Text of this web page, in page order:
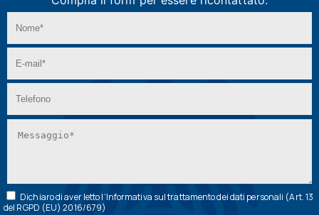
Dichiaro di aver letto l’Informativa sul trattamento dei dati personali (Art. 13
del RGPD (EU) 2016/679)